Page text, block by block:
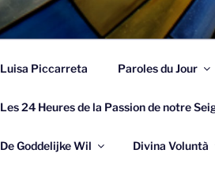
Luisa Piccarreta Paroles du Jour
Les 24 Heures de la Passion de notre
De Goddelijke Wil Divina Voluntà